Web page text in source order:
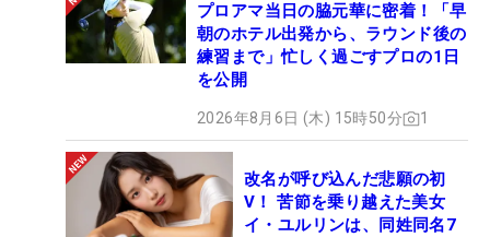
プロアマ当日の脇元華に密着！「早
朝のホテル出発から、ラウンド後の
練習まで」忙しく過ごすプロの1日
を公開
2026年8月6日 (木) 15時50分 1
改名が呼び込んだ悲願の初
V！ 苦節を乗り越えた美女
イ・ユルリンは、同姓同名7